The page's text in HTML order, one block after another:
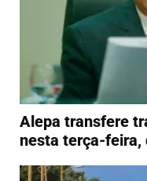
Alepa transfere
nesta terça-feira,